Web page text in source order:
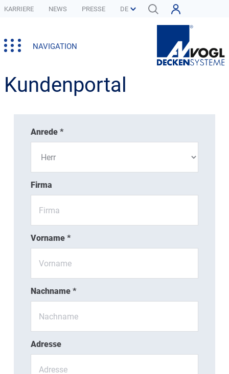
KARRIERE NEWS PRESSE
NAVIGATION
Kundenportal
Anrede *
Firma
Vorname *
Nachname *
Adresse